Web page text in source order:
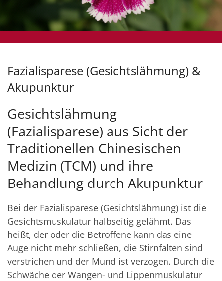
Fazialisparese (Gesichtslähmung) &
Akupunktur
Gesichtslähmung
(Fazialisparese) aus Sicht der
Traditionellen Chinesischen
Medizin (TCM) und ihre
Behandlung durch Akupunktur
Bei der Fazialisparese (Gesichtslähmung) ist die
Gesichtsmuskulatur halbseitig gelähmt. Das
heißt, der oder die Betroffene kann das eine
Auge nicht mehr schließen, die Stirnfalten sind
verstrichen und der Mund ist verzogen. Durch die
Schwäche der Wangen- und Lippenmuskulatur